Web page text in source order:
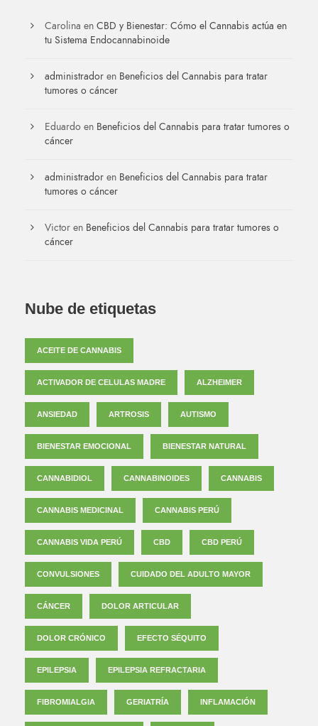
Carolina en CBD y Bienestar: Cómo el Cannabis actúa en
tu Sistema Endocannabinoide
administrador en Beneficios del Cannabis para tratar
tumores o cáncer
Eduardo en Beneficios del Cannabis para tratar tumores o
cáncer
administrador en Beneficios del Cannabis para tratar
tumores o cáncer
Victor en Beneficios del Cannabis para tratar tumores o
cáncer
Nube de etiquetas
ACEITE DE CANNABIS
ACTIVADOR DE CELULAS MADRE ALZHEIMER
ANSIEDAD ARTROSIS AUTISMO
BIENESTAR EMOCIONAL BIENESTAR NATURAL
CANNABIDIOL CANNABINOIDES CANNABIS
CANNABIS MEDICINAL CANNABIS PERÚ
CANNABIS VIDA PERÚ CBD CBD PERÚ
CONVULSIONES CUIDADO DEL ADULTO MAYOR
CÁNCER DOLOR ARTICULAR
DOLOR CRÓNICO EFECTO SÉQUITO
EPILEPSIA EPILEPSIA REFRACTARIA
FIBROMIALGIA GERIATRÍA INFLAMACIÓN